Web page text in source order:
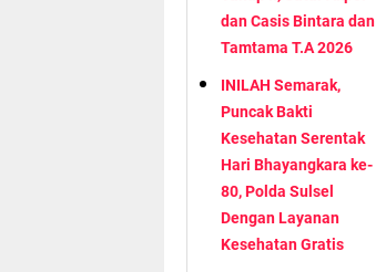
dan Casis Bintara dan
Tamtama T.A 2026
INILAH Semarak,
Puncak Bakti
Kesehatan Serentak
Hari Bhayangkara ke-
80, Polda Sulsel
Dengan Layanan
Kesehatan Gratis